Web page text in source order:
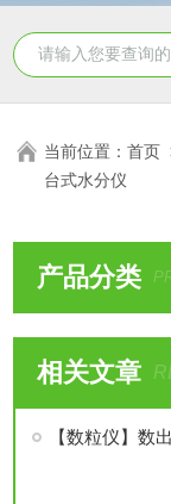
当前位置：首页
台式水分仪
产品分类
相关文章
【数粒仪】数